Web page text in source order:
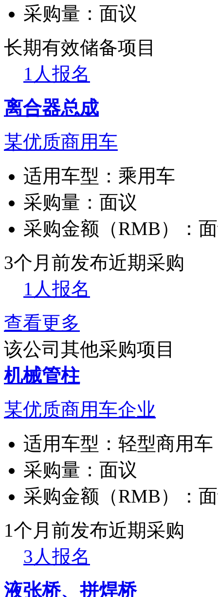
采购量： 面议
长期有效储备项目
1人报名
离合器总成
某优质商用车
适用车型： 乘用车
采购量： 面议
采购金额（RMB）：
3个月前发布近期采购
1人报名
查看更多
该公司其他采购项目
机械管柱
某优质商用车企业
适用车型： 轻型商用车
采购量： 面议
采购金额（RMB）：
1个月前发布近期采购
3人报名
液张桥、拼焊桥